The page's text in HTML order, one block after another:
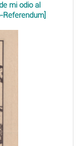
mi odio al